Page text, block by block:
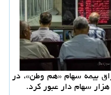
بیمه سهام «هم وطن»، در